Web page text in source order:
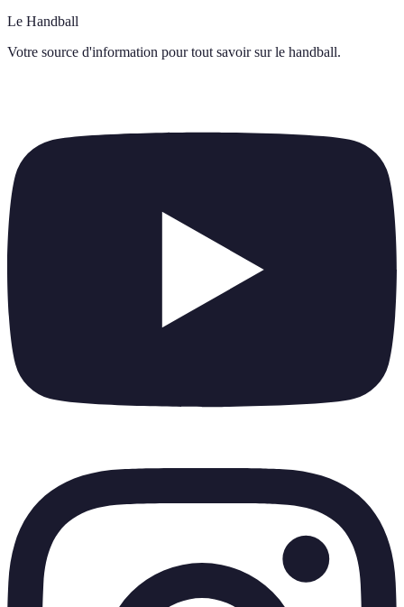
Le Handball
Votre source d'information pour tout savoir sur le handball.